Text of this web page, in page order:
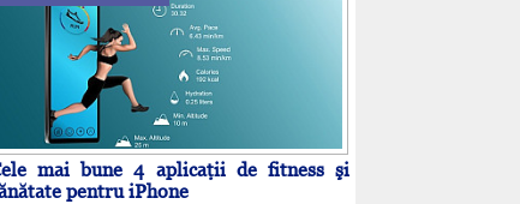
mai bune 4 aplicaţii de fitness şi
pentru iPhone